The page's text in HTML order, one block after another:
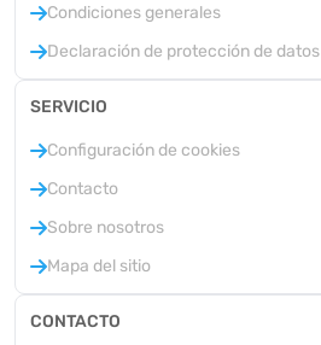
Condiciones generales
Declaración de protección de datos
SERVICIO
Configuración de cookies
Contacto
Sobre nosotros
Mapa del sitio
CONTACTO